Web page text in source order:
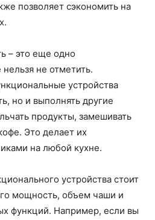
позволяет сэкономить на
– это еще одно
не отметить.
устройства
но и выполнять другие
продукты, замешивать
Это делает их
на любой кухне.
устройства стоит
мощность, объем чаши и
функций. Например, если вы